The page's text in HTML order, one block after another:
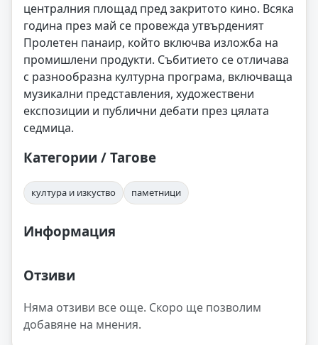
централния площад пред закритото кино. Всяка
година през май се провежда утвърденият
Пролетен панаир, който включва изложба на
промишлени продукти. Събитието се отличава
с разнообразна културна програма, включваща
музикални представления, художествени
експозиции и публични дебати през цялата
седмица.
Категории / Тагове
култура и изкуство паметници
Информация
Отзиви
Няма отзиви все още. Скоро ще позволим
добавяне на мнения.